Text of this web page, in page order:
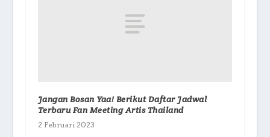
Jangan Bosan Yaa! Berikut Daftar Jadwal
Terbaru Fan Meeting Artis Thailand
2 Februari 2023